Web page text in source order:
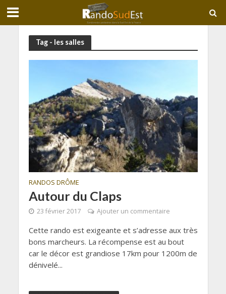
Tag - les salles
RANDOS DRÔME
Autour du Claps
23 février 2017 Ajouter un commentaire
Cette rando est exigeante et s’adresse aux très
bons marcheurs. La récompense est au bout
car le décor est grandiose 17km pour 1200m de
dénivelé...